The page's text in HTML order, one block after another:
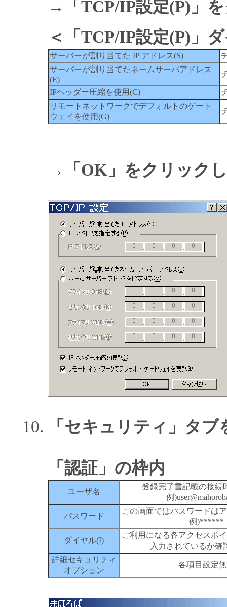
→「TCP/IP設定(P)」
＜「TCP/IP設定(P)」
サーバーが割り当てた IP アドレス(S)
サーバーが割り当てたネームサーバアドレス
(E)
IPヘッダー圧縮を使用(C)
リモートネットワークでデフォルトのゲート
ウェイを使用(G)
→「OK」をクリック
「セキュリティ」タ
「認証」の枠内
ユーザ名
登録完了書記載の接続
例
パスワード
この画面ではパスワードは
例)******
ダイヤル(I)
ご利用になる各アクセスポ
入力されているか確
詳細セキュリティ
オプション
各項目設定